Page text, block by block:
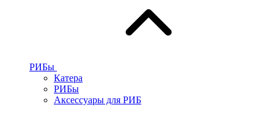
РИБы
Катера
РИБы
Аксессуары для РИБ